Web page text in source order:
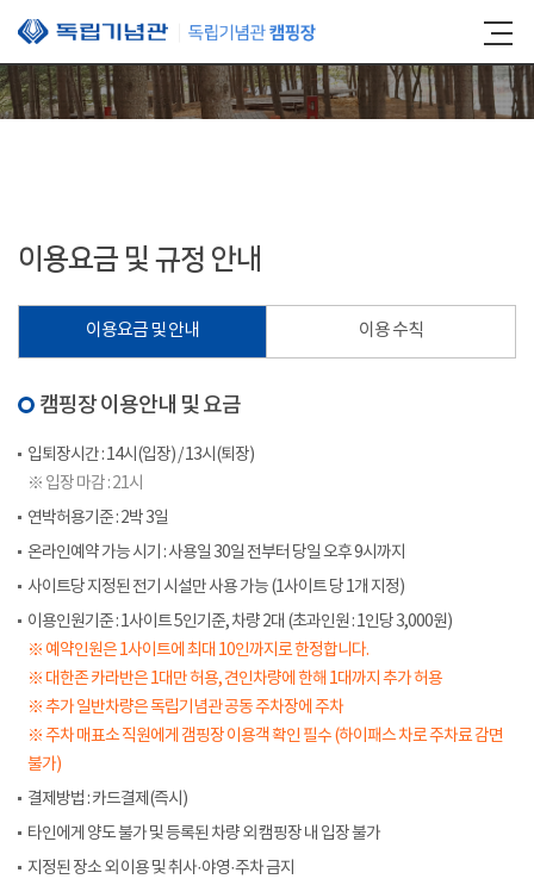
본문 바로가기
이용요금 및 규정 안내
이용요금 및 안내 이용 수칙
캠핑장 이용안내 및 요금
입퇴장시간 : 14시(입장) / 13시(퇴장)
※ 입장 마감 : 21시
연박허용기준 : 2박 3일
온라인예약 가능 시기 : 사용일 30일 전부터 당일 오후 9시까지
사이트당 지정된 전기 시설만 사용 가능 (1사이트 당 1개 지정)
이용인원기준 : 1사이트 5인기준, 차량 2대 (초과인원 : 1인당 3,000원)
※ 예약인원은 1사이트에 최대 10인까지로 한정합니다.
※ 대한존 카라반은 1대만 허용, 견인차량에 한해 1대까지 추가 허용
※ 추가 일반차량은 독립기념관 공동 주차장에 주차
※ 주차 매표소 직원에게 갬핑장 이용객 확인 필수 (하이패스 차로 주차료 감면
불가)
결제방법 : 카드결제(즉시)
타인에게 양도 불가 및 등록된 차량 외 캠핑장 내 입장 불가
지정된 장소 외 이용 및 취사·야영·주차 금지